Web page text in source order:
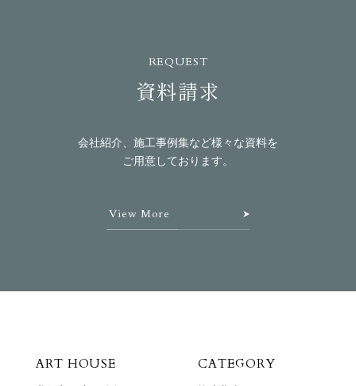
REQUEST
資料請求
会社紹介、施工事例集など様々な資料を
ご用意しております。
View More
ART HOUSE CATEGORY